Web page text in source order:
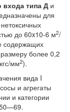
входа типа Д и
для
до 60x10-6 м2/
содержащих
более 0,2
мм2).
вида I
и агрегаты
и категории